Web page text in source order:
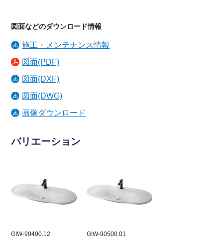
図面などのダウンロード情報
施工・メンテナンス情報
図面(PDF)
図面(DXF)
図面(DWG)
画像ダウンロード
バリエーション
GIW-90400.12 GIW-90500.01